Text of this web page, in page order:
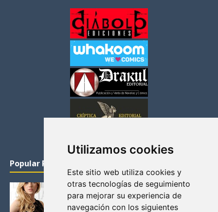
Utilizamos cookies
Este sitio web utiliza cookies y
otras tecnologías de seguimiento
para mejorar su experiencia de
navegación con los siguientes
Popular Posts
KATHERYN WINNICK: LA ACTRIZ MAS GUAPA DE
VIKINGOS
Junio 14, 2013